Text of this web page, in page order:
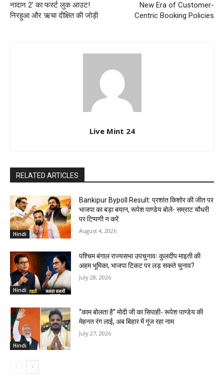
नादान 2’ का फर्स्ट लुक आउट!
निरहुआ और ऋचा दीक्षित की जोड़ी
New Era of Customer-
Centric Booking Policies
Live Mint 24
RELATED ARTICLES
Hindi
Bankipur Bypoll Result: प्रशांत किशोर की जीत पर
भाजपा का बड़ा बयान, रूपेश पाण्डेय बोले- सम्राट चौधरी
पर टिप्पणी न करें
August 4, 2026
Hindi
पश्चिम बंगाल राज्यसभा उपचुनावः कुलदीप माइती की
अहम भूमिका, भाजपा टिकट पर लड़ सकते चुनाव?
July 28, 2026
Hindi
“काम बोलता है” मोदी जी का सिपाही- रूपेश पाण्डेय की
मेहनत रंग लाई, अब बिहार में गूंज रहा नाम
July 27, 2026